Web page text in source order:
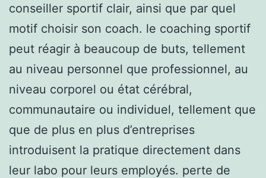
conseiller sportif clair, ainsi que par quel
motif choisir son coach. le coaching sportif
peut réagir à beaucoup de buts, tellement
au niveau personnel que professionnel, au
niveau corporel ou état cérébral,
communautaire ou individuel, tellement que
que de plus en plus d’entreprises
introduisent la pratique directement dans
leur labo pour leurs employés. perte de